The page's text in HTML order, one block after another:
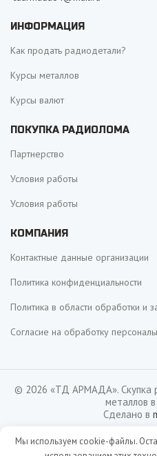
ИНФОРМАЦИЯ
Как продать радиодетали?
Курсы металлов
Курсы валют
ПОКУПКА РАДИОЛОМА
Партнерство
Условия работы
Условия работы
КОМПАНИЯ
Контактные данные организации
Политика конфиденциальности
Политика в области обработки и
Согласие на обработку
© 2026 «ТД АРМАДА». Скупка
металлов
Сделано в
Мы используем cookie-файлы.